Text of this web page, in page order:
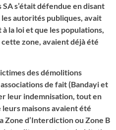
s’était défendue en disant
autorités publiques, avait
la loi et que les populations,
zone, avaient déjà été
des démolitions
de fait (Bandayi et
leur indemnisation, tout en
maisons avaient été
d’Interdiction ou Zone B